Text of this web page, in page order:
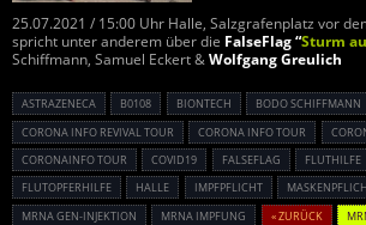
25.07.2021 / 15:00 Uhr Halle, Salzgrafenplatz vor
spricht unter anderem über die FalseFlag “Sturm
Schiffmann, Samuel Eckert &Wolfgang Greulich
ASTRAZENECA B0108 BIONTECH
BODO SCHIFFMANN
CORONA INFO REVIVAL TOUR
CORONA INFO TOUR
CORONAINFO TOUR
COVID19 FALSEFLAG FLUTHILFE
FLUTOPFERHILFE
HALLE IMPFPFLICHT
MRNA GEN-INJEKTION
MRNA IMPFUNG « ZURÜCK